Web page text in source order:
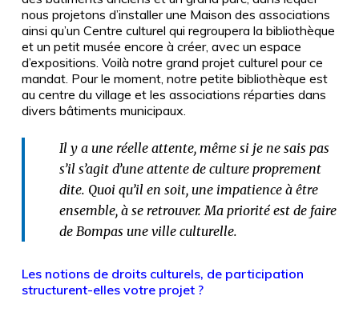
nous projetons d’installer une Maison des associations
ainsi qu’un Centre culturel qui regroupera la bibliothèque
et un petit musée encore à créer, avec un espace
d’expositions. Voilà notre grand projet culturel pour ce
mandat. Pour le moment, notre petite bibliothèque est
au centre du village et les associations réparties dans
divers bâtiments municipaux.
Il y a une réelle attente, même si je ne sais pas
s’il s’agit d’une attente de culture proprement
dite. Quoi qu’il en soit, une impatience à être
ensemble, à se retrouver. Ma priorité est de faire
de Bompas une ville culturelle.
Les notions de droits culturels, de participation
structurent-elles votre projet ?